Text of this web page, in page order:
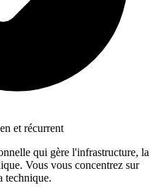
et récurrent
qui gère l'infrastructure, la
Vous vous concentrez sur
technique.